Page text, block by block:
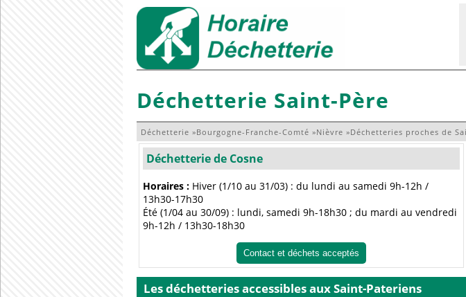
Déchetterie Saint-Père
Déchetterie »Bourgogne-Franche-Comté »Nièvre »Déchetteries proches de
Déchetterie de Cosne
Horaires : Hiver (1/10 au 31/03) : du lundi au samedi 9h-12h /
13h30-17h30
Été (1/04 au 30/09) : lundi, samedi 9h-18h30 ; du mardi au vendredi
9h-12h / 13h30-18h30
Contact et déchets acceptés
Les déchetteries accessibles aux Saint-Pateriens